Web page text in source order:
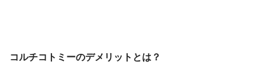
コルチコトミーのデメリットとは？